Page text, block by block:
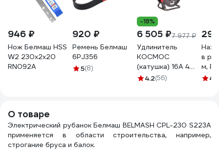
946 ₽
Нож Белмаш HSS
W2 230x2х20
RN092A
920 ₽
Ремень Белмаш
6PJ356
5(8)
-18%
6 505 ₽7 977 ₽
Удлинитель
КОСМОС
(катушка) 16А 4
гнезда ПВС 3х2,5
4.2(56)
в
м,
4.7
О товаре
Электрический рубанок Белмаш BELMASH CPL-230 S223A
применяется в области строительства, например,
строгание бруса и балок.